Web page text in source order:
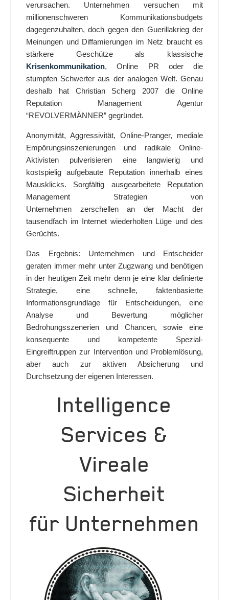
verursachen. Unternehmen versuchen mit
millionenschweren Kommunikationsbudgets
dagegenzuhalten, doch gegen den Guerillakrieg der
Meinungen und Diffamierungen im Netz braucht es
stärkere Geschütze als klassische
Krisenkommunikation, Online PR oder die
stumpfen Schwerter aus der analogen Welt. Genau
deshalb hat Christian Scherg 2007 die Online
Reputation Management Agentur
“REVOLVERMÄNNER” gegründet.
Anonymität, Aggressivität, Online-Pranger, mediale
Empörungsinszenierungen und radikale Online-
Aktivisten pulverisieren eine langwierig und
kostspielig aufgebaute Reputation innerhalb eines
Mausklicks. Sorgfältig ausgearbeitete Reputation
Management Strategien von
Unternehmen zerschellen an der Macht der
tausendfach im Internet wiederholten Lüge und des
Gerüchts.
Das Ergebnis: Unternehmen und Entscheider
geraten immer mehr unter Zugzwang und benötigen
in der heutigen Zeit mehr denn je eine klar definierte
Strategie, eine schnelle, faktenbasierte
Informationsgrundlage für Entscheidungen, eine
Analyse und Bewertung möglicher
Bedrohungsszenerien und Chancen, sowie eine
konsequente und kompetente Spezial-
Eingreiftruppen zur Intervention und Problemlösung,
aber auch zur aktiven Absicherung und
Durchsetzung der eigenen Interessen.
Intelligence
Services &
Vireale
Sicherheit
für Unternehmen